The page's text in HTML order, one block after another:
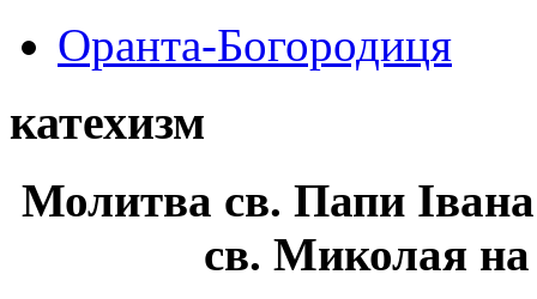
Оранта-Богородиця
катехизм
Молитва св. Папи
св. Миколая на